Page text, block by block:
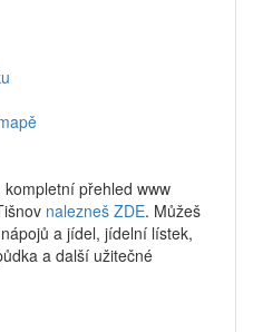
přehled www
nalezneš ZDE. Můžeš
a jídel, jídelní lístek,
a další užitečné